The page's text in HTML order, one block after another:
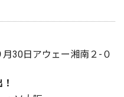
30日アウェー湘南２-０